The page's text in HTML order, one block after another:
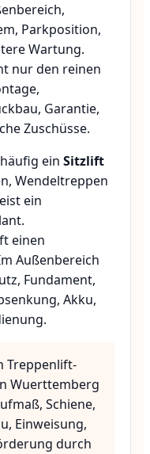
Parkposition,
Wartung.
nur den reinen
Garantie,
Zuschüsse.
ein Sitzlift
Wendeltreppen
ein
einen
Außenbereich
Fundament,
Akku,
Treppenlift-
Wuerttemberg
Schiene,
Einweisung,
durch